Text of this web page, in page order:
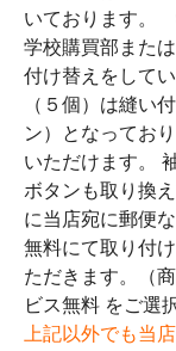
いております。
学校購買部また
付け替えをして
（５個）は縫い
ン）となってお
いただけます。
ボタンも取り換
に当店宛に郵便
無料にて取り付
ただきます。（
ビス無料 をご選
上記以外でも当